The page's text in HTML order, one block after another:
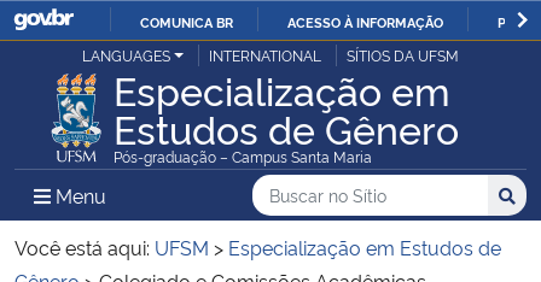
IR
PARA
O
CONTEÚDO
COMUNICA BR ACESSO À INFORMAÇÃO
Ministério da Justiça e Segurança Pública
Ministério da Defesa
Ministério das Relações Exteriores
LANGUAGES INTERNATIONAL SÍTIOS DA UFSM
Especialização em
Estudos de Gênero
Pós-graduação – Campus Santa Maria
Menu Menu Principal do Sítio
Busca
Buscar no no Sítio
Busca:
Você está aqui: UFSM > Especialização em Estudos de